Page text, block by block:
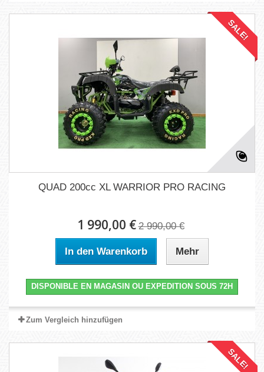
SALE!
QUAD 200cc XL WARRIOR PRO RACING
1 990,00 € 2 990,00 €
In den Warenkorb Mehr
DISPONIBLE EN MAGASIN OU EXPEDITION SOUS 72H
Zum Vergleich hinzufügen
SALE!